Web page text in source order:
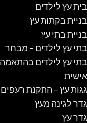
בית עץ לילדים
בניית בקתות עץ
בניית בתי עץ
בתי עץ לילדים – מבחר
בתי עץ לילדים בהתאמה
אישית
גגות עץ – התקנת רעפים
גדר לגינה מעץ
גדר עץ